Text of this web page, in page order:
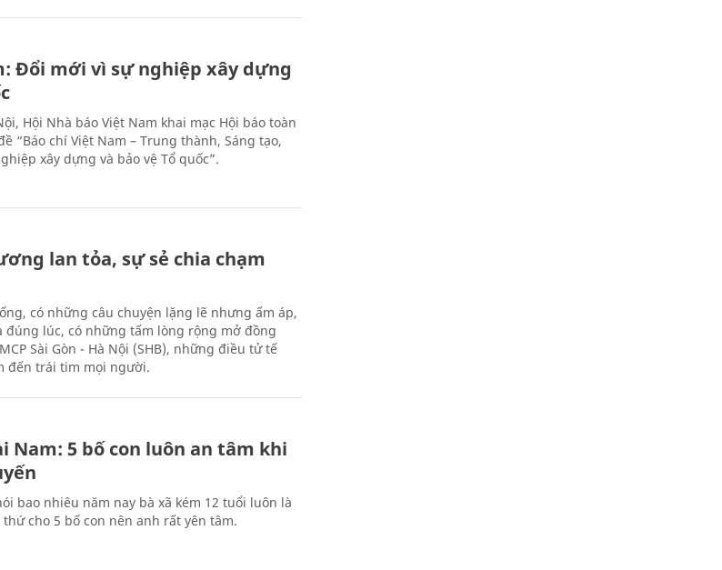
Đổi mới vì sự nghiệp xây dựng
Hội Nhà báo Việt Nam khai mạc Hội báo toàn
“Báo chí Việt Nam – Trung thành, Sáng tạo,
xây dựng và bảo vệ Tổ quốc”.
lan tỏa, sự sẻ chia chạm
có những câu chuyện lặng lẽ nhưng ấm áp,
đúng lúc, có những tấm lòng rộng mở đồng
Sài Gòn - Hà Nội (SHB), những điều tử tế
đến trái tim mọi người.
Nam: 5 bố con luôn an tâm khi
bao nhiêu năm nay bà xã kém 12 tuổi luôn là
cho 5 bố con nên anh rất yên tâm.